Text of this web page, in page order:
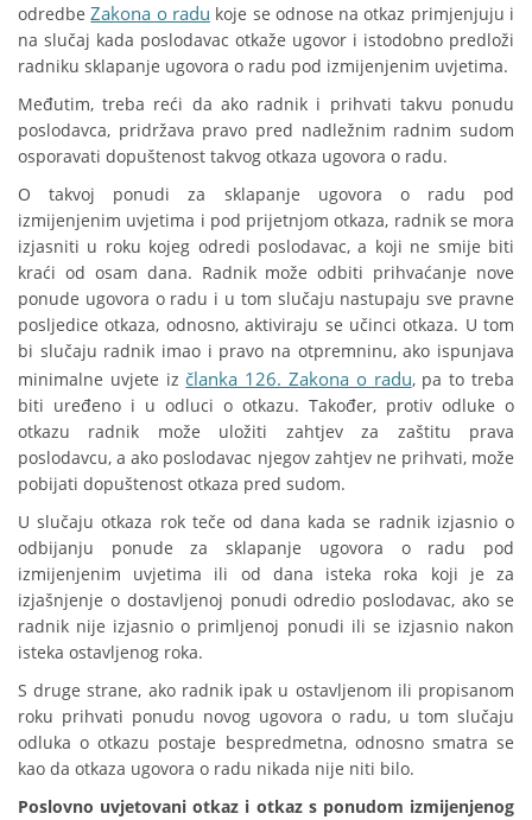
odredbeZakona o radu koje se odnose na otkaz primjenjuju i
na slučaj kada poslodavac otkaže ugovor i istodobno predloži
radniku sklapanje ugovora o radu pod izmijenjenim uvjetima.
Međutim, treba reći da ako radnik i prihvati takvu ponudu
poslodavca, pridržava pravo pred nadležnim radnim sudom
osporavati dopuštenost takvog otkaza ugovora o radu.
O takvoj ponudi za sklapanje ugovora o radu pod
izmijenjenim uvjetima i pod prijetnjom otkaza, radnik se mora
izjasniti u roku kojeg odredi poslodavac, a koji ne smije biti
kraći od osam dana. Radnik može odbiti prihvaćanje nove
ponude ugovora o radu i u tom slučaju nastupaju sve pravne
posljedice otkaza, odnosno, aktiviraju se učinci otkaza. U tom
bi slučaju radnik imao i pravo na otpremninu, ako ispunjava
minimalne uvjete iz članka 126. Zakona o radu, pa to treba
biti uređeno i u odluci o otkazu. Također, protiv odluke o
otkazu radnik može uložiti zahtjev za zaštitu prava
poslodavcu, a ako poslodavac njegov zahtjev ne prihvati, može
pobijati dopuštenost otkaza pred sudom.
U slučaju otkaza rok teče od dana kada se radnik izjasnio o
odbijanju ponude za sklapanje ugovora o radu pod
izmijenjenim uvjetima ili od dana isteka roka koji je za
izjašnjenje o dostavljenoj ponudi odredio poslodavac, ako se
radnik nije izjasnio o primljenoj ponudi ili se izjasnio nakon
isteka ostavljenog roka.
S druge strane, ako radnik ipak u ostavljenom ili propisanom
roku prihvati ponudu novog ugovora o radu, u tom slučaju
odluka o otkazu postaje bespredmetna, odnosno smatra se
kao da otkaza ugovora o radu nikada nije niti bilo.
Poslovno uvjetovani otkaz i otkaz s ponudom izmijenjenog